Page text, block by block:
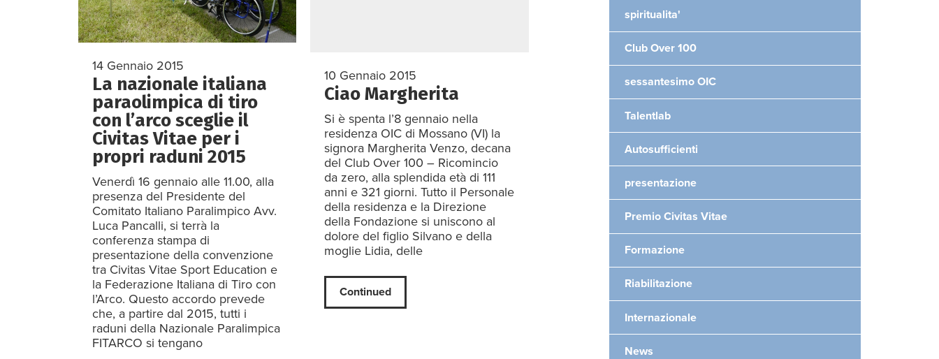
14 Gennaio 2015
La nazionale italiana
paraolimpica di tiro
con l’arco sceglie il
Civitas Vitae per i
propri raduni 2015
Venerdì 16 gennaio alle 11.00, alla
presenza del Presidente del
Comitato Italiano Paralimpico Avv.
Luca Pancalli, si terrà la
conferenza stampa di
presentazione della convenzione
tra Civitas Vitae Sport Education e
la Federazione Italiana di Tiro con
l’Arco. Questo accordo prevede
che, a partire dal 2015, tutti i
raduni della Nazionale Paralimpica
FITARCO si tengano
10 Gennaio 2015
Ciao Margherita
Si è spenta l’8 gennaio nella
residenza OIC di Mossano (VI) la
signora Margherita Venzo, decana
del Club Over 100 – Ricomincio
da zero, alla splendida età di 111
anni e 321 giorni. Tutto il Personale
della residenza e la Direzione
della Fondazione si uniscono al
dolore del figlio Silvano e della
moglie Lidia, delle
Continued
spiritualita'
Club Over 100
sessantesimo OIC
Talentlab
Autosufficienti
presentazione
Premio Civitas Vitae
Formazione
Riabilitazione
Internazionale
News